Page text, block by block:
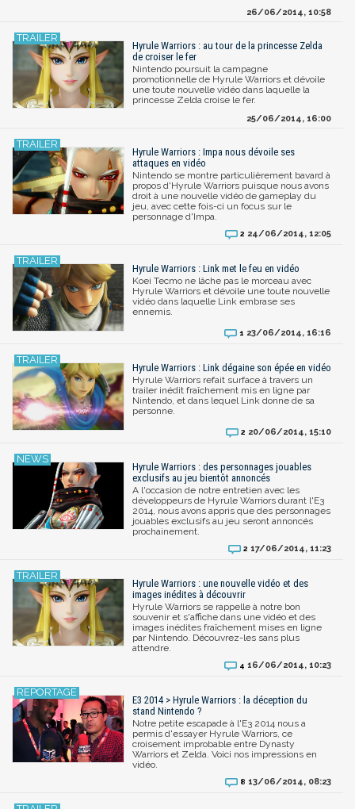
26/06/2014, 10:58
Hyrule Warriors : au tour de la princesse Zelda
de croiser le fer
Nintendo poursuit la campagne
promotionnelle de Hyrule Warriors et dévoile
une toute nouvelle vidéo dans laquelle la
princesse Zelda croise le fer.
25/06/2014, 16:00
Hyrule Warriors : Impa nous dévoile ses
attaques en vidéo
Nintendo se montre particulièrement bavard à
propos d'Hyrule Warriors puisque nous avons
droit à une nouvelle vidéo de gameplay du
jeu, avec cette fois-ci un focus sur le
personnage d'Impa.
2 24/06/2014, 12:05
Hyrule Warriors : Link met le feu en vidéo
Koei Tecmo ne lâche pas le morceau avec
Hyrule Warriors et dévoile une toute nouvelle
vidéo dans laquelle Link embrase ses
ennemis.
1 23/06/2014, 16:16
Hyrule Warriors : Link dégaine son épée en vidéo
Hyrule Warriors refait surface à travers un
trailer inédit fraîchement mis en ligne par
Nintendo, et dans lequel Link donne de sa
personne.
2 20/06/2014, 15:10
Hyrule Warriors : des personnages jouables
exclusifs au jeu bientôt annoncés
A l'occasion de notre entretien avec les
développeurs de Hyrule Warriors durant l'E3
2014, nous avons appris que des personnages
jouables exclusifs au jeu seront annoncés
prochainement.
2 17/06/2014, 11:23
Hyrule Warriors : une nouvelle vidéo et des
images inédites à découvrir
Hyrule Warriors se rappelle à notre bon
souvenir et s'affiche dans une vidéo et des
images inédites fraîchement mises en ligne
par Nintendo. Découvrez-les sans plus
attendre.
4 16/06/2014, 10:23
E3 2014 > Hyrule Warriors : la déception du
stand Nintendo ?
Notre petite escapade à l'E3 2014 nous a
permis d'essayer Hyrule Warriors, ce
croisement improbable entre Dynasty
Warriors et Zelda. Voici nos impressions en
vidéo.
8 13/06/2014, 08:23